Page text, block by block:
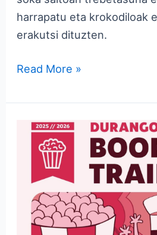
harrapatu eta krokodiloak
erakutsi dituzten.
Read More »
LH6ko
ikasleak
sarituak
Durangoko
Booktrailer
lehiaketan